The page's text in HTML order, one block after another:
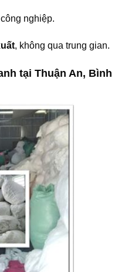
nghiệp.
, không qua trung gian.
tại Thuận An, Bình